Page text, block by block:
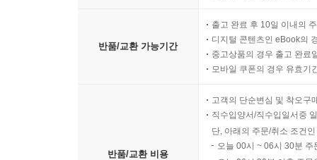
반품/교환 가능기간
출고 완료 후 10일 이내의
디지털 콘텐츠인 eBook의
중고상품의 경우 출고 완료
모바일 쿠폰의 경우 유효기
반품/교환 비용
고객의 단순변심 및 착오구
직수입양서/직수입일서중
단, 아래의 주문/취소 조건
오늘 00시 ~ 06시 30분